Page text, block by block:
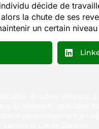
décide de
la chute de ses
un certain